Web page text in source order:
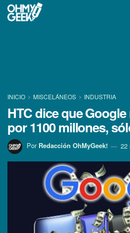
INICIO MISCELÁNEOS INDUSTRIA
HTC dice que
por 1100 millones,
Por Redacción OhMyGeek! 22